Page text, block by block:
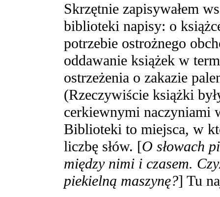
Skrzętnie zapisywałem
biblioteki napisy: o
potrzebie ostrożnego
oddawanie książek w
ostrzeżenia o zakazie
(Rzeczywiście książki
cerkiewnymi naczyniami
Biblioteki to miejsca, w
liczbę słów. [O słowach
między nimi i czasem.
piekielną maszynę?] Tu